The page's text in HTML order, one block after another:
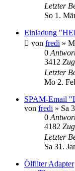
Letzter
So 1.
Einladung
von fredi »
0
3412
Letzter
Mo 2.
SPAM-Email
von fredi » Sa
0
4182
Letzter
Sa 31.
Ölfilter Adapter